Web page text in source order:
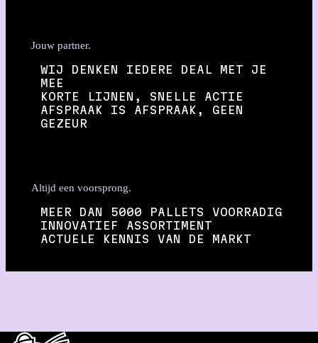
Jouw partner.
WIJ DENKEN IEDERE DEAL MET JE
MEE
KORTE LIJNEN, SNELLE ACTIE
AFSPRAAK IS AFSPRAAK, GEEN
GEZEUR
Altijd een voorsprong.
MEER DAN 5000 PALLETS VOORRADIG
INNOVATIEF ASSORTIMENT
ACTUELE KENNIS VAN DE MARKT